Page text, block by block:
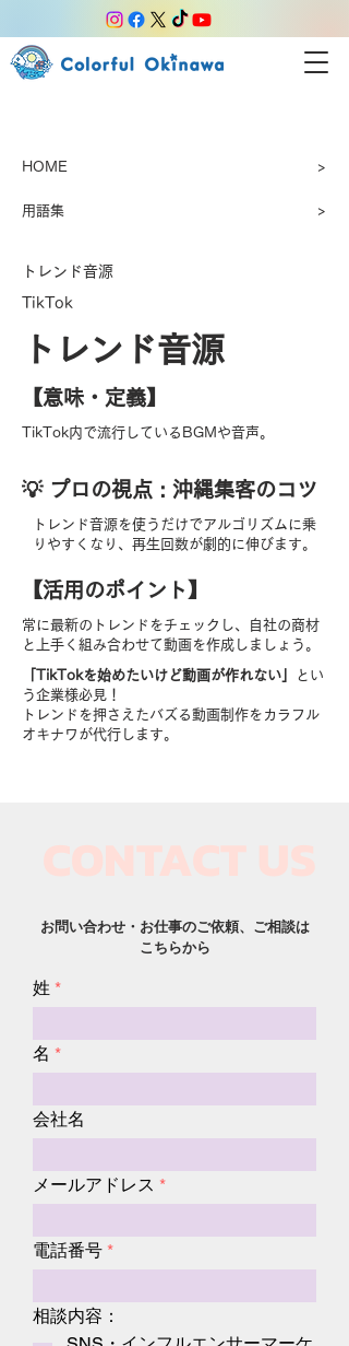
HOME >
用語集 >
トレンド音源
TikTok
トレンド音源
【​意味・定義】
TikTok内で流行しているBGMや音声。
​💡 プロの視点 : 沖縄集客のコツ
トレンド音源を使うだけでアルゴリズムに乗
りやすくなり、再生回数が劇的に伸びます。
【​活用のポイント】
常に最新のトレンドをチェックし、自社の商材
と上手く組み合わせて動画を作成しましょう。
「TikTokを始めたいけど動画が作れない」
とい
う企業様必見！
トレンドを押さえたバズる動画制作をカラフル
オキナワが代行します。
お問い合わせ・お仕事のご依頼、ご相談は
こちらから
姓
名
会社名
メールアドレス
電話番号
相談内容：